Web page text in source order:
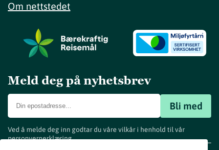
Om nettstedet
Meld deg på nyhetsbrev
Bli med
Ved å melde deg inn godtar du våre vilkår i henhold til vår
personvernerklæring.